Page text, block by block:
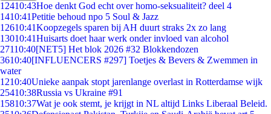
12410:43Hoe denkt God echt over homo-seksualiteit? deel 4
1410:41Petitie behoud npo 5 Soul & Jazz
12610:41Koopzegels sparen bij AH duurt straks 2x zo lang
13010:41Huisarts doet haar werk onder invloed van alcohol
27110:40[NET5] Het blok 2026 #32 Blokkendozen
3610:40[INFLUENCERS #297] Toetjes & Bevers & Zwemmen in
water
1210:40Unieke aanpak stopt jarenlange overlast in Rotterdamse wijk
25410:38Russia vs Ukraine #91
15810:37Wat je ook stemt, je krijgt in NL altijd Links Liberaal Beleid.